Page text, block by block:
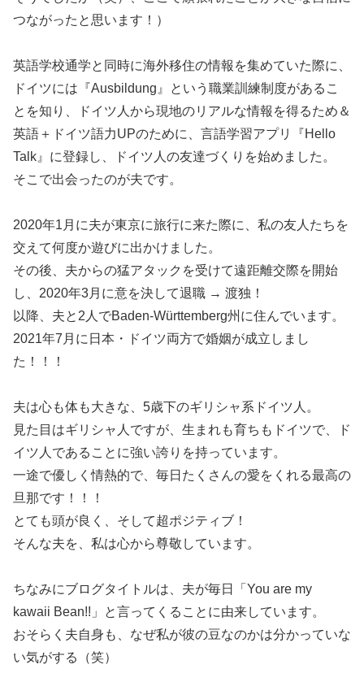
つながったと思います！）
英語学校通学と同時に海外移住の情報を集めていた際に、
ドイツには『Ausbildung』という職業訓練制度があるこ
とを知り、ドイツ人から現地のリアルな情報を得るため＆
英語＋ドイツ語力UPのために、言語学習アプリ『Hello
Talk』に登録し、ドイツ人の友達づくりを始めました。
そこで出会ったのが夫です。
2020年1月に夫が東京に旅行に来た際に、私の友人たちを
交えて何度か遊びに出かけました。
その後、夫からの猛アタックを受けて遠距離交際を開始
し、2020年3月に意を決して退職 → 渡独！
以降、夫と2人でBaden-Württemberg州に住んでいます。
2021年7月に日本・ドイツ両方で婚姻が成立しまし
た！！！
夫は心も体も大きな、5歳下のギリシャ系ドイツ人。
見た目はギリシャ人ですが、生まれも育ちもドイツで、ド
イツ人であることに強い誇りを持っています。
一途で優しく情熱的で、毎日たくさんの愛をくれる最高の
旦那です！！！
とても頭が良く、そして超ポジティブ！
そんな夫を、私は心から尊敬しています。
ちなみにブログタイトルは、夫が毎日「You are my
kawaii Bean!!」と言ってくることに由来しています。
おそらく夫自身も、なぜ私が彼の豆なのかは分かっていな
い気がする（笑）